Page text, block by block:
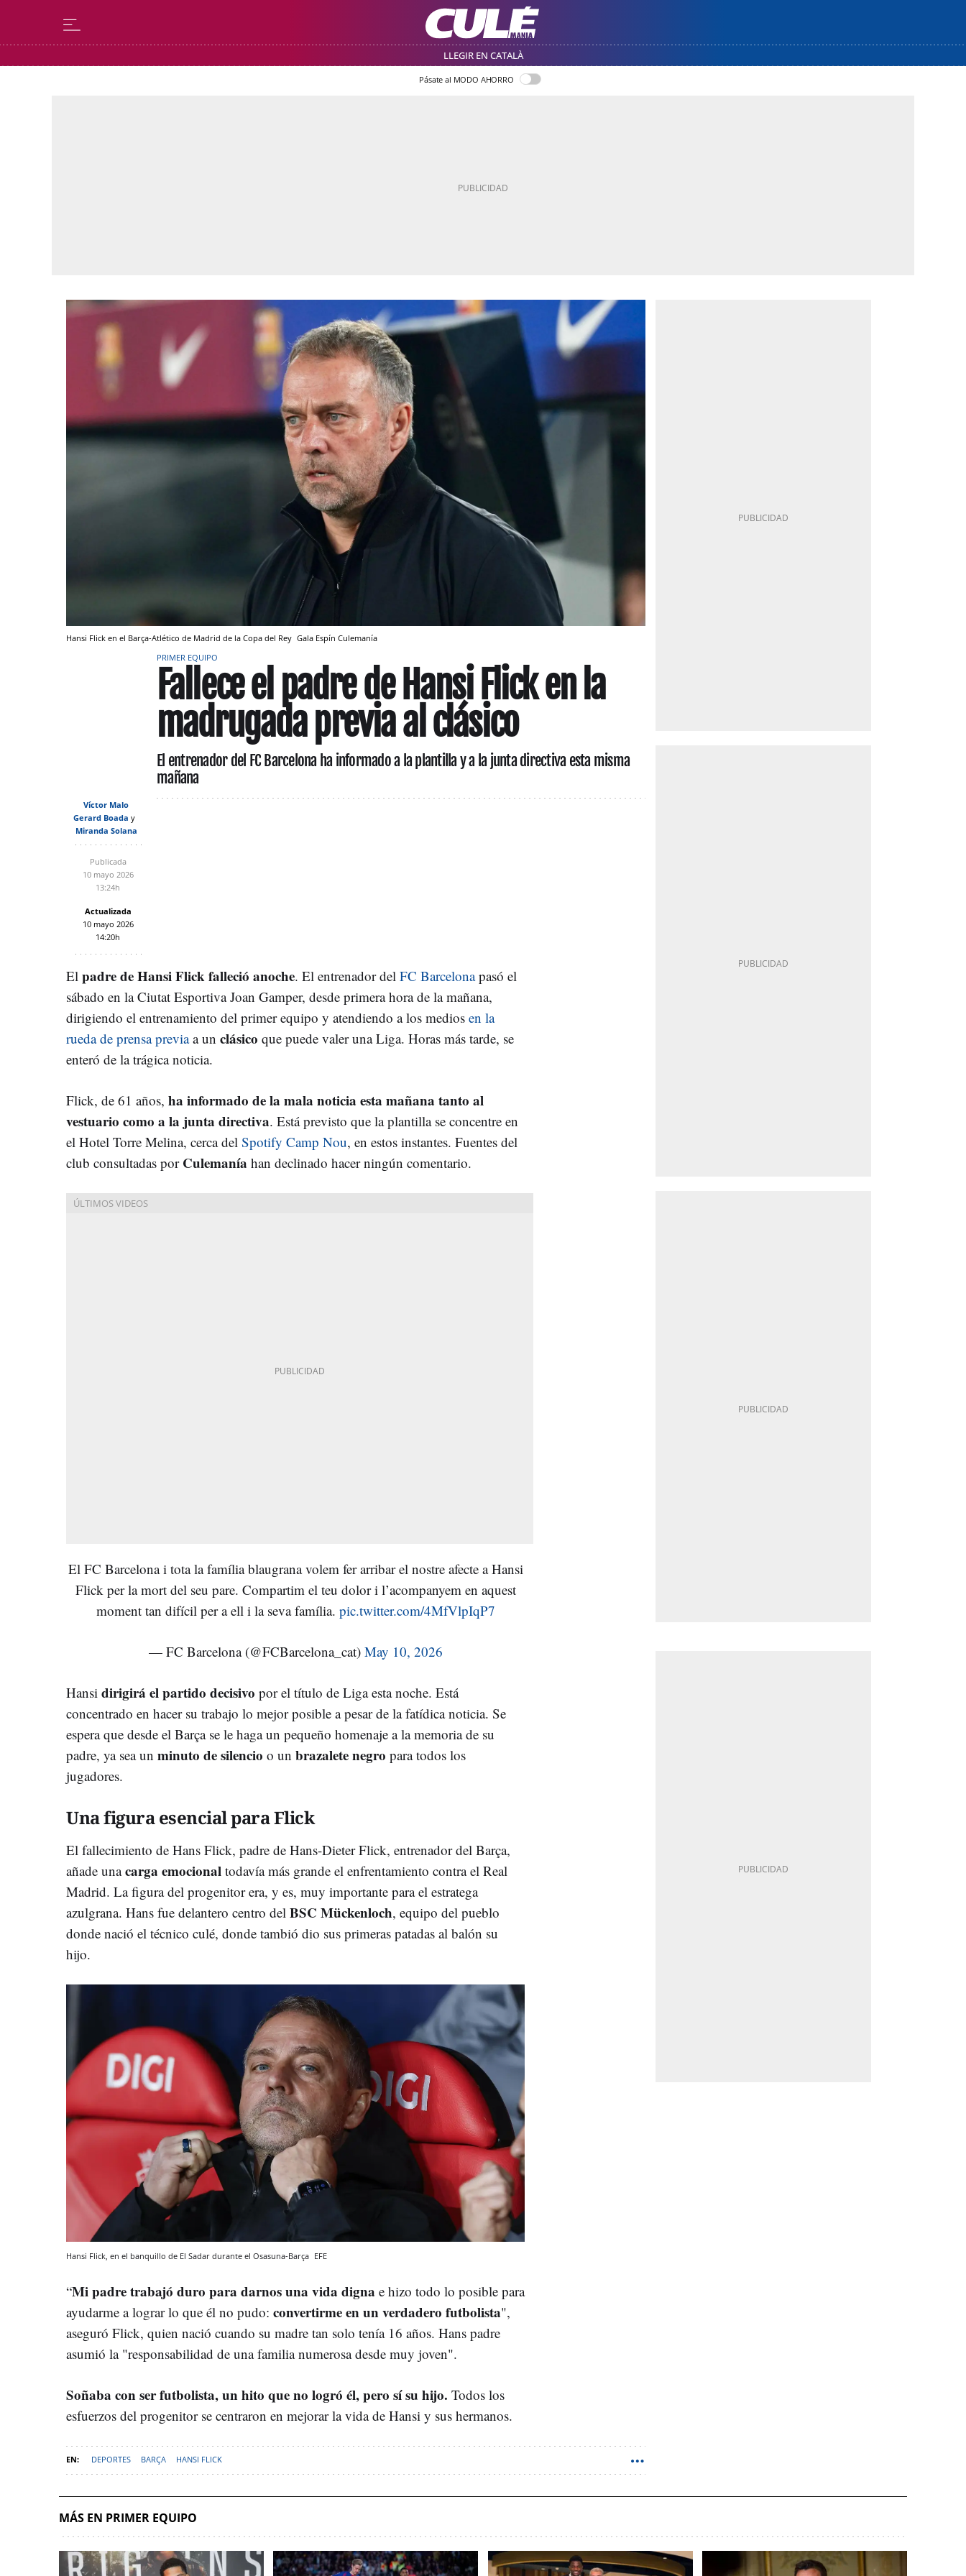
LLEGIR EN CATALÀ
Pásate al MODO AHORRO
Hansi Flick en el Barça-Atlético de Madrid de la Copa del Rey Gala Espín Culemanía
PRIMER EQUIPO
Fallece el padre de Hansi Flick en la
madrugada previa al clásico
El entrenador del FC Barcelona ha informado a la plantilla y a la junta directiva esta misma
mañana
Víctor Malo
Gerard Boada
Miranda Solana
Publicada
10 mayo 2026
13:24h
Actualizada
10 mayo 2026
14:20h
El padrede Hansi Flick falleció anoche. El entrenador del FC Barcelonapasó el
sábado en la Ciutat Esportiva Joan Gamper, desde primera hora de la mañana,
dirigiendo el entrenamiento del primer equipo y atendiendo a los medios en la
rueda de prensa previaa un clásico que puede valer una Liga. Horas más tarde, se
enteró de la trágica noticia.
Flick, de 61 años, ha informado de la mala noticia esta mañana tanto al
vestuario como a la junta directiva. Está previsto que la plantilla se concentre en
el Hotel Torre Melina, cerca del Spotify Camp Nou, en estos instantes. Fuentes del
club consultadas por Culemanía han declinado hacer ningún comentario.
El FC Barcelona i tota la família blaugrana volem fer arribar el nostre afecte a Hansi
Flick per la mort del seu pare. Compartim el teu dolor i l’acompanyem en aquest
moment tan difícil per a ell i la seva família. pic.twitter.com/4MfVlpIqP7
— FC Barcelona (@FCBarcelona_cat) May 10, 2026
Hansi dirigirá el partido decisivo por el título de Liga esta noche. Está
concentrado en hacer su trabajo lo mejor posible a pesar de la fatídica noticia. Se
espera que desde el Barça se le haga un pequeño homenaje a la memoria de su
padre, ya sea un minuto de silencio o un brazalete negro para todos los
jugadores.
Una figura esencial para Flick
El fallecimiento de Hans Flick, padre de Hans-Dieter Flick, entrenador del Barça,
añade unacarga emocional todavía más grande el enfrentamiento contra el Real
Madrid. La figura del progenitor era, y es, muy importante para el estratega
azulgrana. Hans fue delantero centro del BSC Mückenloch, equipo del pueblo
donde nació el técnico culé, donde tambió dio sus primeras patadas al balón su
hijo.
Hansi Flick, en el banquillo de El Sadar durante el Osasuna-Barça EFE
“Mi padre trabajó duro para darnos una vida digna e hizo todo lo posible para
ayudarme a lograr lo que él no pudo: convertirme en un verdadero futbolista",
aseguró Flick, quien nació cuando su madre tan solo tenía 16 años. Hans padre
asumió la "responsabilidad de una familia numerosa desde muy joven".
Soñaba con ser futbolista, un hito que no logró él, pero sí su hijo. Todos los
esfuerzos del progenitor se centraron en mejorar la vida de Hansi y sus hermanos.
DEPORTES BARÇA HANSI FLICK
MÁS EN PRIMER EQUIPO